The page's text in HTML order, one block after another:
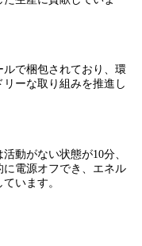
で梱包されており、環
ーな取り組みを推進し
動がない状態が10分、
に電源オフでき、エネル
います。